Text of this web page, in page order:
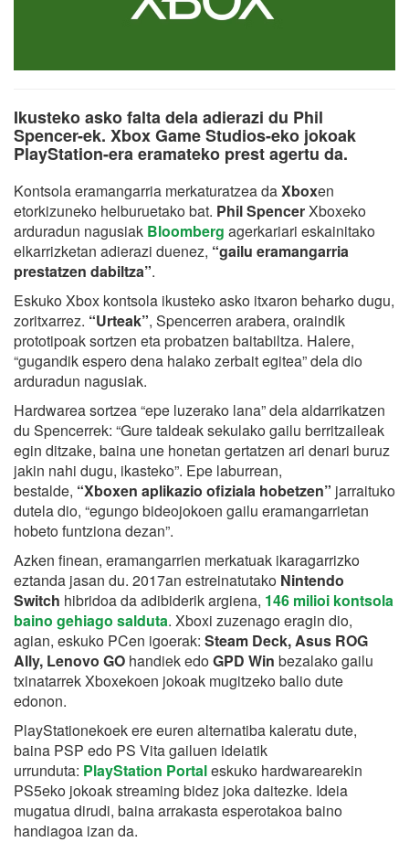
Ikusteko asko falta dela adierazi du Phil
Spencer-ek. Xbox Game Studios-eko jokoak
PlayStation-era eramateko prest agertu da.
Kontsola eramangarria merkaturatzea daXboxen
etorkizuneko helburuetako bat. Phil SpencerXboxeko
arduradun nagusiak Bloomberg agerkariari eskainitako
elkarrizketan adierazi duenez, “gailu eramangarria
prestatzen dabiltza”.
Eskuko Xbox kontsola ikusteko asko itxaron beharko dugu,
zoritxarrez. “Urteak”, Spencerren arabera, oraindik
prototipoak sortzen eta probatzen baitabiltza. Halere,
“gugandik espero dena halako zerbait egitea” dela dio
arduradun nagusiak.
Hardwarea sortzea “epe luzerako lana” dela aldarrikatzen
du Spencerrek: “Gure taldeak sekulako gailu berritzaileak
egin ditzake, baina une honetan gertatzen ari denari buruz
jakin nahi dugu, ikasteko”. Epe laburrean,
bestalde, “Xboxen aplikazio ofiziala hobetzen” jarraituko
dutela dio, “egungo bideojokoen gailu eramangarrietan
hobeto funtziona dezan”.
Azken finean, eramangarrien merkatuak ikaragarrizko
eztanda jasan du. 2017an estreinatutako Nintendo
Switch hibridoa da adibiderik argiena, 146 milioi kontsola
baino gehiago salduta. Xboxi zuzenago eragin dio,
agian, eskuko PCen igoerak: Steam Deck, Asus ROG
Ally, Lenovo GO handiek edoGPD Win bezalako gailu
txinatarrek Xboxekoen jokoak mugitzeko balio dute
edonon.
PlayStationekoek ere euren alternatiba kaleratu dute,
baina PSP edo PS Vita gailuen ideiatik
urrunduta: PlayStation Portaleskuko hardwarearekin
PS5eko jokoak streaming bidez joka daitezke. Ideia
mugatua dirudi, baina arrakasta esperotakoa baino
handiagoa izan da.